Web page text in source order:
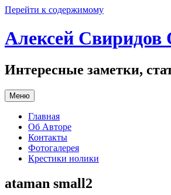
Перейти к содержимому
Алексей Свиридов
Интересные заметки,
Меню
Главная
Об Авторе
Контакты
Фотогалерея
Крестики нолики
ataman small2